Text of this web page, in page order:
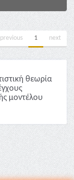
previous 1 next
θεωρία
μοντέλου